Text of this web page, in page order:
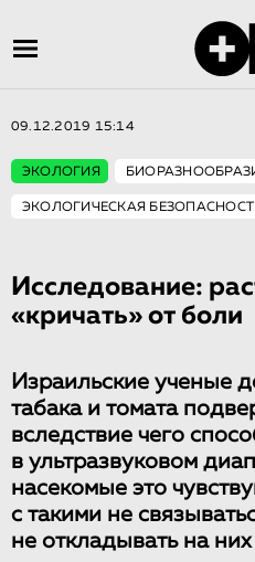
09.12.2019 15:14
ЭКОЛОГИЯ
ЭКОЛОГИЧЕСКАЯ
Исследование:
«кричать» от боли
Израильские ученые
табака и томата
вследствие чего
в ультразвуковом
насекомые это
с такими не
не откладывать на